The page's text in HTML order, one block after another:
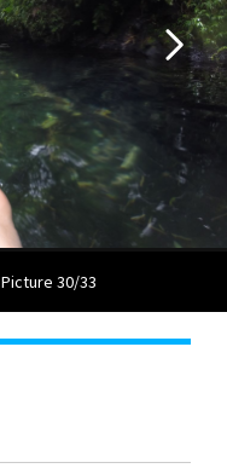
Picture 30/33